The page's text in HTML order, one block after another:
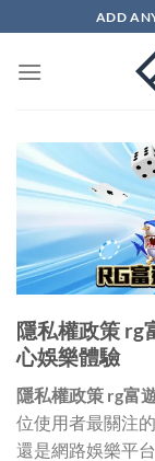
to
content
ADD
隱私權政策 rg
心娛樂體驗
隱私權政策 rg富
位使用者最關注
還是網路娛樂平